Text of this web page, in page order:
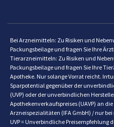
Bei Arzneimitteln: Zu Risiken und
Packungsbeilage und fragen Sie Ihre
Tierarzneimitteln: Zu Risiken und
Packungsbeilage und fragen Sie Ihre
Apotheke. Nur solange Vorrat reicht.
Sparpotential gegenüber der
(UVP) oder der unverbindlichen
Apothekenverkaufspreises (UAVP) an
Arzneispezialitäten (IFA GmbH) / nur
UVP = Unverbindliche Preisempfehlung